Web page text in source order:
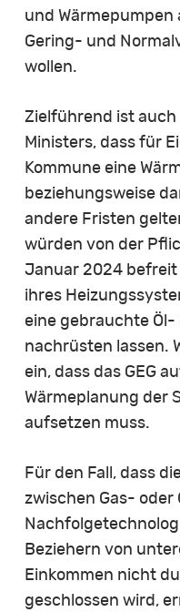
und
Gering- und
wollen.
Zielführend ist
Ministers, dass für
Kommune eine
beziehungsweise
andere Fristen
würden von der
Januar 2024 befreit
ihres
eine gebrauchte Öl-
nachrüsten lassen.
ein, dass das GEG
Wärmeplanung der
aufsetzen muss.
Für den Fall, dass
zwischen Gas- oder
Beziehern von
Einkommen nicht
geschlossen wird,